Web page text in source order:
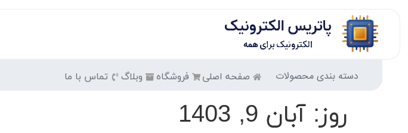
دسته بندی محصولات صفحه اصلی فروشگاه وبلاگ تماس با ما
روز:آبان 9, 1403